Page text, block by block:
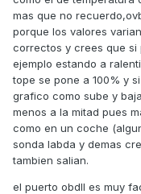
mas que no
porque los valores
correctos y crees que si
ejemplo estando a
tope se pone a 100% y
grafico como sube y
menos a la mitad pues
como en un coche
sonda labda y demas
tambien salian.
el puerto obdII es muy